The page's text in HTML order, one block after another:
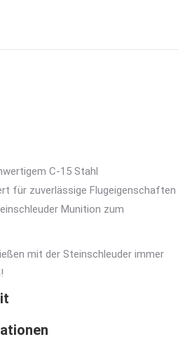
C-15 Stahl
für zuverlässige Flugeigenschaften
Munition zum
mit der Steinschleuder immer